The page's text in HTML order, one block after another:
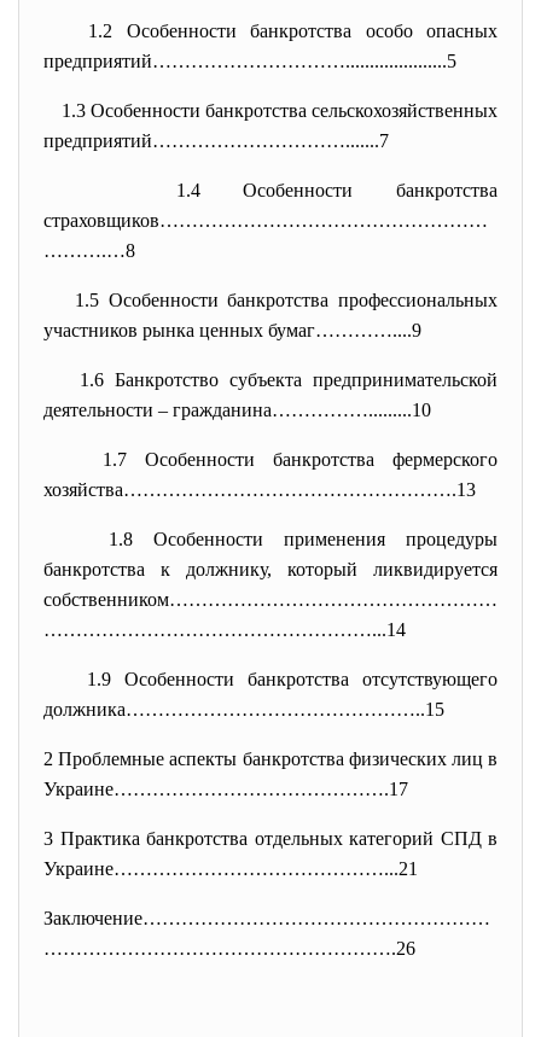
1.2 Особенности банкротства особо опасных
предприятий………………………….....................5
1.3 Особенности банкротства сельскохозяйственных
предприятий………………………….......7
1.4 Особенности банкротства
страховщиков……………………………………………
……….…8
1.5 Особенности банкротства профессиональных
участников рынка ценных бумаг…………....9
1.6 Банкротство субъекта предпринимательской
деятельности – гражданина…………….........10
1.7 Особенности банкротства фермерского
хозяйства…………………………………………….13
1.8 Особенности применения процедуры
банкротства к должнику, который ликвидируется
собственником……………………………………………
……………………………………………...14
1.9 Особенности банкротства отсутствующего
должника………………………………………..15
2 Проблемные аспекты банкротства физических лиц в
Украине…………………………………….17
3 Практика банкротства отдельных категорий СПД в
Украине……………………………………...21
Заключение………………………………………………
……………………………………………….26